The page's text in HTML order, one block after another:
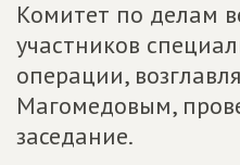
Комитет по делам
участников
операции,
Магомедовым,
заседание.